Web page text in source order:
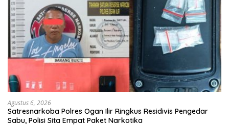
Agustus 6, 2026
Satresnarkoba Polres Ogan Ilir Ringkus Residivis Pengedar
Sabu, Polisi Sita Empat Paket Narkotika